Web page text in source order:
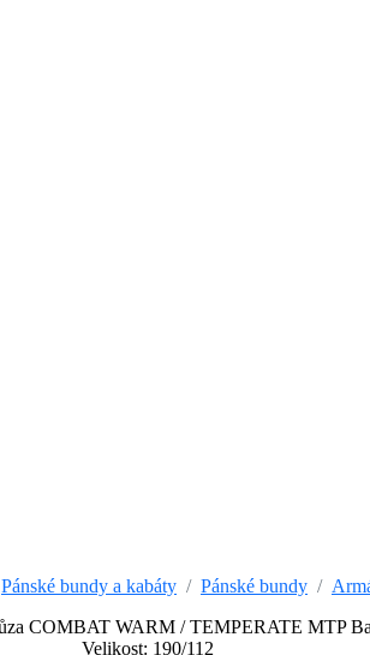
Pánské bundy a kabáty Pánské bundy